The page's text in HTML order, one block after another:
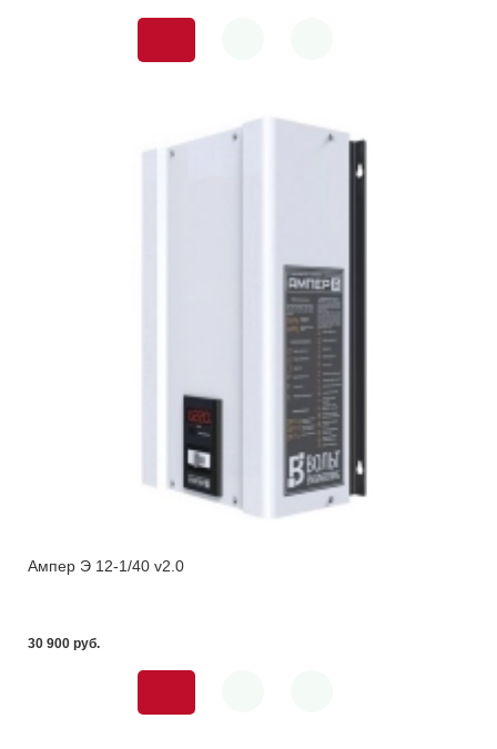
Ампер Э 12-1/40 v2.0
30 900 pуб.